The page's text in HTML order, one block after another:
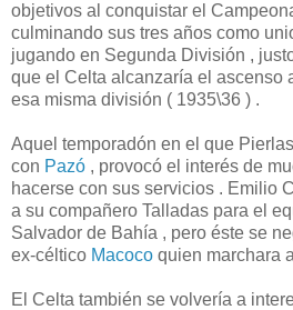
objetivos al conquistar el
culminando sus tres años como
jugando en Segunda División ,
que el Celta alcanzaría el ascenso
esa misma división ( 1935\36 ) .
Aquel temporadón en el que
con Pazó , provocó el interés de
hacerse con sus servicios . Emilio
a su compañero Talladas para el
Salvador de Bahía , pero éste se
ex-céltico Macoco quien marchara
El Celta también se volvería a